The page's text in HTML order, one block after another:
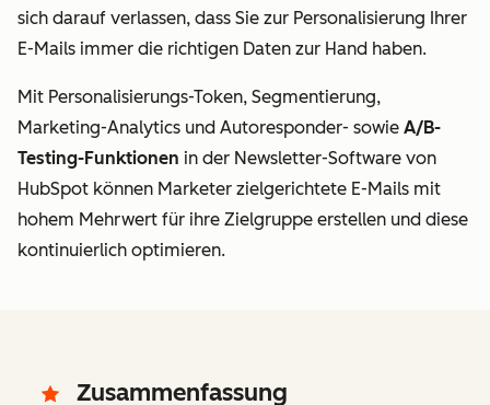
sich darauf verlassen, dass Sie zur Personalisierung Ihrer
E-Mails immer die richtigen Daten zur Hand haben.
Mit Personalisierungs-Token, Segmentierung,
Marketing-Analytics und Autoresponder- sowie A/B-
Testing-Funktionen in der Newsletter-Software von
HubSpot können Marketer zielgerichtete E-Mails mit
hohem Mehrwert für ihre Zielgruppe erstellen und diese
kontinuierlich optimieren.
Zusammenfassung